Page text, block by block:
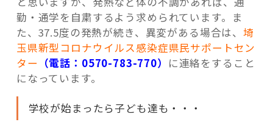
勤・通学を自粛するよう求められています。ま
た、37.5度の発熱が続き、異変がある場合は、埼
玉県新型コロナウイルス感染症県民サポートセン
ター （電話：0570-783-770） に連絡をすること
になっています。
学校が始まったら子ども達も・・・